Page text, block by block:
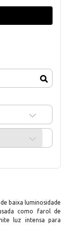
baixa luminosidade
como farol de
luz intensa para